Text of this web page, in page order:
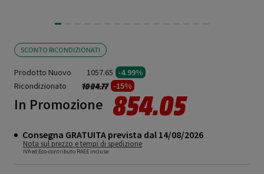
SCONTO RICONDIZIONATI
Prodotto Nuovo 1057.65 -4.99%
Ricondizionato
Prezzo ridotto da
1004.77a -15%
In Promozione 854.05
Consegna GRATUITA prevista dal 14/08/2026
Nota sul prezzo e tempi di spedizione
IVA ed Eco-contributo RAEE incluse